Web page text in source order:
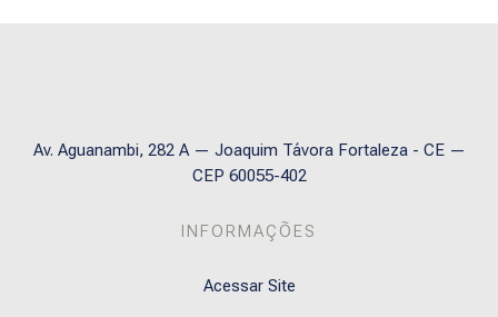
Av. Aguanambi, 282 A — Joaquim Távora Fortaleza - CE —
CEP 60055-402
INFORMAÇÕES
Acessar Site